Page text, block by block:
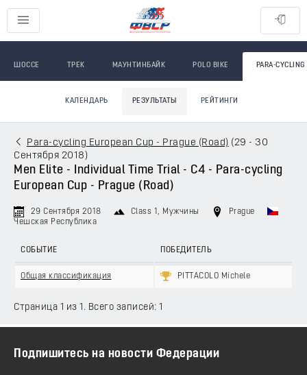
ШОССЕ ТРЕК МАУНТИНБАЙК POLO BIKE PARA-CYCLING
КАЛЕНДАРЬ РЕЗУЛЬТАТЫ РЕЙТИНГИ
Para-cycling European Cup - Prague (Road) (29 - 30
Сентября 2018 )
Men Elite - Individual Time Trial - C4 - Para-cycling
European Cup - Prague (Road)
29 Сентября 2018 Class 1 , Мужчины
Prague
Чешская Республика
СОБЫТИЕ ПОБЕДИТЕЛЬ
Общая классификация PITTACOLO Michele
Страница 1 из 1. Всего записей: 1
Подпишитесь на новости Федерации